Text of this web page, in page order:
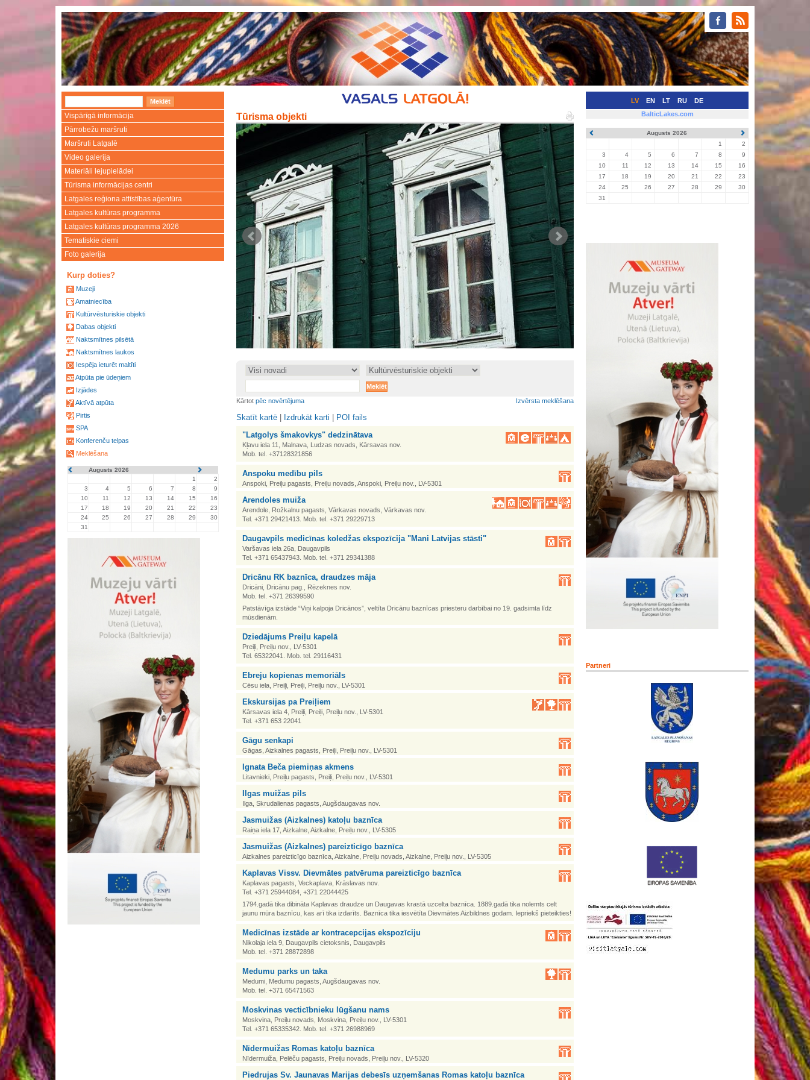
LV EN LT RU DE
Vispārīgā informācija
Pārrobežu maršruti
Maršruti Latgalē
Video galerija
Materiāli lejupielādei
Tūrisma informācijas centri
Latgales reģiona attīstības aģentūra
Latgales kultūras programma
Latgales kultūras programma 2026
Tematiskie ciemi
Foto galerija
Kurp doties?
Muzeji
Amatniecība
Kultūrvēsturiskie objekti
Dabas objekti
Naktsmītnes pilsētā
Naktsmītnes laukos
Iespēja ieturēt maltīti
Atpūta pie ūdeņiem
Izjādes
Aktīvā atpūta
Pirtis
SPA
Konferenču telpas
Meklēšana
Augusts 2026
1
2
3
4 5 6 7 8
9
10
11 12 13 14 15
16
17
18 19 20 21 22
23
24
25 26 27 28 29
30
31
Tūrisma objekti
•
•
Kārtot pēc novērtējuma Izvērsta meklēšana
Skatīt kartē Izdrukāt karti
POI fails
"Latgolys šmakovkys" dedzinātava
Kļavu iela 11, Malnava, Ludzas novads, Kārsavas nov.
Mob. tel. +37128321856
Anspoku medību pils
Anspoki, Preiļu pagasts, Preiļu novads, Anspoki, Preiļu nov., LV-5301
Arendoles muiža
Arendole, Rožkalnu pagasts, Vārkavas novads, Vārkavas nov.
Tel. +371 29421413. Mob. tel. +371 29229713
Daugavpils medicīnas koledžas ekspozīcija "Mani Latvijas stāsti"
Varšavas iela 26a, Daugavpils
Tel. +371 65437943. Mob. tel. +371 29341388
Dricānu RK baznīca, draudzes māja
Dricāni, Dricānu pag., Rēzeknes nov.
Mob. tel. +371 26399590
Patstāvīga izstāde “Viņi kalpoja Dricānos”, veltīta Dricānu baznīcas priesteru darbībai no 19. gadsimta līdz
mūsdienām.
Dziedājums Preiļu kapelā
Preiļi, Preiļu nov., LV-5301
Tel. 65322041. Mob. tel. 29116431
Ebreju kopienas memoriāls
Cēsu iela, Preiļi, Preiļi, Preiļu nov., LV-5301
Ekskursijas pa Preiļiem
Kārsavas iela 4, Preiļi, Preiļi, Preiļu nov., LV-5301
Tel. +371 653 22041
Gāgu senkapi
Gāgas, Aizkalnes pagasts, Preiļi, Preiļu nov., LV-5301
Ignata Beča piemiņas akmens
Litavnieki, Preiļu pagasts, Preiļi, Preiļu nov., LV-5301
Ilgas muižas pils
Ilga, Skrudalienas pagasts, Augšdaugavas nov.
Jasmuižas (Aizkalnes) katoļu baznīca
Raiņa iela 17, Aizkalne, Aizkalne, Preiļu nov., LV-5305
Jasmuižas (Aizkalnes) pareizticīgo baznīca
Aizkalnes pareizticīgo baznīca, Aizkalne, Preiļu novads, Aizkalne, Preiļu nov., LV-5305
Kaplavas Vissv. Dievmātes patvēruma pareizticīgo baznīca
Kaplavas pagasts, Veckaplava, Krāslavas nov.
Tel. +371 25944084, +371 22044425
1794.gadā tika dibināta Kaplavas draudze un Daugavas krastā uzcelta baznīca. 1889.gadā tika nolemts celt
jaunu mūra baznīcu, kas arī tika izdarīts. Baznīca tika iesvētīta Dievmātes Aizbildnes godam. Iepriekš pieteikties!
Medicīnas izstāde ar kontracepcijas ekspozīciju
Nikolaja iela 9, Daugavpils cietoksnis, Daugavpils
Mob. tel. +371 28872898
Medumu parks un taka
Medumi, Medumu pagasts, Augšdaugavas nov.
Mob. tel. +371 65471563
Moskvinas vecticībnieku lūgšanu nams
Moskvina, Preiļu novads, Moskvina, Preiļu nov., LV-5301
Tel. +371 65335342. Mob. tel. +371 26988969
Nīdermuižas Romas katoļu baznīca
Nīdermuiža, Pelēču pagasts, Preiļu novads, Preiļu nov., LV-5320
Piedrujas Sv. Jaunavas Marijas debesīs uzņemšanas Romas katoļu baznīca
BalticLakes.com
Augusts 2026
1
2
3
4 5 6 7 8
9
10
11 12 13 14 15
16
17
18 19 20 21 22
23
24
25 26 27 28 29
30
31
Partneri